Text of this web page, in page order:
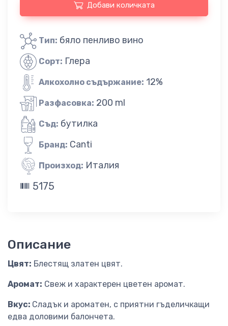
Добави количката
Тип: бяло пенливо вино
Сорт: Глера
Алкохолно съдържание: 12%
Разфасовка: 200 ml
Съд: бутилка
Бранд: Canti
Произход: Италия
5175
Описание
Цвят: Блестящ златен цвят.
Аромат: Свеж и характерен цветен аромат.
Вкус: Сладък и ароматен, с приятни гъделичкащи
едва доловими балончета.